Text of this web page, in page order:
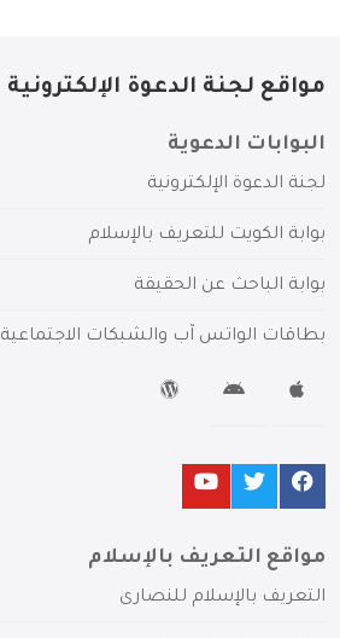
مواقع لجنة الدعوة الإلكترونية
البوابات الدعوية
لجنة الدعوة الإلكترونية
بوابة الكويت للتعريف بالإسلام
بوابة الباحث عن الحقيقة
بطاقات الواتس آب والشبكات الاجتماعية
مواقع التعريف بالإسلام
التعريف بالإسلام للنصارى